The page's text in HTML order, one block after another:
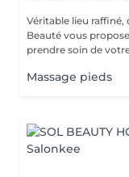
Véritable lieu raffiné, cosy et
Beauté vous
prendre soin de
Massage pieds